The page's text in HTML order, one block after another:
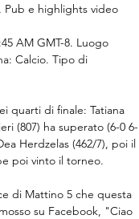
Pub e highlights video
AM GMT-8. Luogo
Calcio. Tipo di
quarti di finale: Tatiana
(807) ha superato (6-0 6-
Herdzelas (462/7), poi il
poi vinto il torneo.
di Mattino 5 che questa
su Facebook, "Ciao